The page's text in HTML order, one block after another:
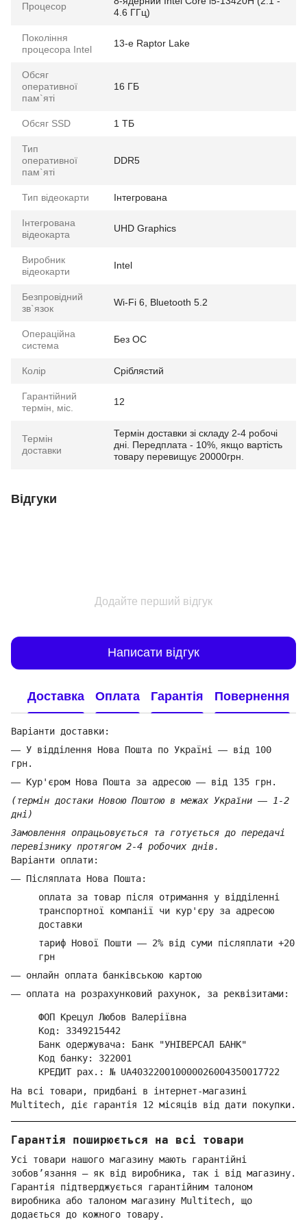
Процесор
4.6 ГГц)
Покоління
процесора Intel
13-е Raptor Lake
Обсяг
оперативної
пам`яті
16 ГБ
Обсяг SSD 1 ТБ
Тип
оперативної
пам`яті
DDR5
Тип відеокарти Інтегрована
Інтегрована
відеокарта
UHD Graphics
Виробник
відеокарти
Intel
Безпровідний
зв`язок
Wi-Fi 6, Bluetooth 5.2
Операційна
система
Без ОС
Колір Сріблястий
Гарантійний
термін, міс.
12
Термін
доставки
Термін доставки зі складу 2-4 робочі
дні. Передплата - 10%, якщо вартість
товару перевищує 20000грн.
Відгуки
Додайте перший відгук
Написати відгук
Доставка Оплата Гарантія Повернення
Варіанти доставки:
— У відділення Нова Пошта по Україні — від 100
грн.
— Кур'єром Нова Пошта за адресою — від 135 грн.
(термін достаки Новою Поштою в межах України — 1-2
дні)
Замовлення опрацьовується та готується до передачі
перевізнику протягом 2-4 робочих днів.
Варіанти оплати:
— Післяплата Нова Пошта:
оплата за товар після отримання у відділенні
транспортної компанії чи кур'єру за адресою
доставки
тариф Нової Пошти — 2% від суми післяплати +20
грн
— онлайн оплата банківською картою
— оплата на розрахунковий рахунок, за реквізитами:
ФОП Крецул Любов Валеріївна
Код: 3349215442
Банк одержувача: Банк "УНІВЕРСАЛ БАНК"
Код банку: 322001
КРЕДИТ рах.: № UA403220010000026004350017722
На всі товари, придбані в інтернет-магазині
Multitech, діє гарантія 12 місяців від дати покупки.
Гарантія поширюється на всі товари
Усі товари нашого магазину мають гарантійні
зобов’язання — як від виробника, так і від магазину.
Гарантія підтверджується гарантійним талоном
виробника або талоном магазину Multitech, що
додається до кожного товару.